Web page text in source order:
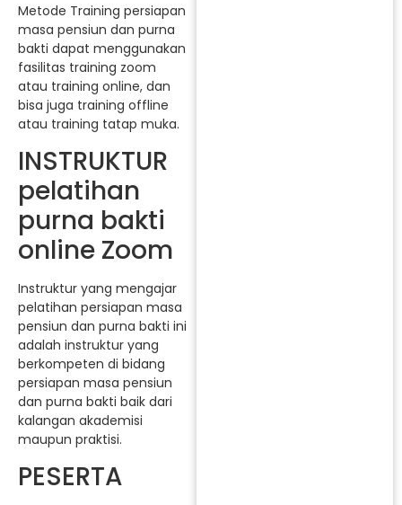
Metode Training persiapan
masa pensiun dan purna
bakti dapat menggunakan
fasilitas training zoom
atau training online, dan
bisa juga training offline
atau training tatap muka.
INSTRUKTUR
pelatihan
purna bakti
online Zoom
Instruktur yang mengajar
pelatihan persiapan masa
pensiun dan purna bakti ini
adalah instruktur yang
berkompeten di bidang
persiapan masa pensiun
dan purna bakti baik dari
kalangan akademisi
maupun praktisi.
PESERTA